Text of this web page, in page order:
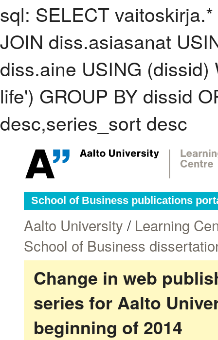
sql: SELECT
JOIN diss.asiasanat
diss.aine USING
life') GROUP BY dissid
desc,series_sort desc
School of Business publications
Aalto University / Learning
School of Business
Change in web
series for Aalto
beginning of 2014